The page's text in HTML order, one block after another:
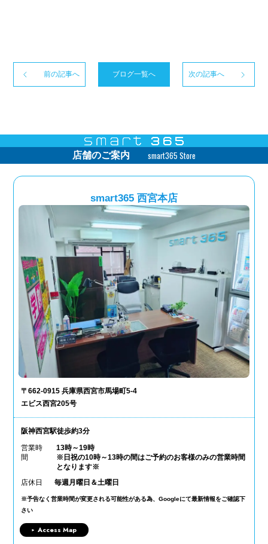
前の記事へ ブログ一覧へ 次の記事へ
店舗のご案内 smart365 Store
smart365 西宮本店
〒662-0915 兵庫県西宮市馬場町5-4
エビス西宮205号
阪神西宮駅徒歩約3分
営業時
間
13時～19時
※日祝の10時～13時の間はご予約のお客様のみの営業時間
となります※
店休日
毎週月曜日＆土曜日
※予告なく営業時間が変更される可能性がある為、Googleにて最新情報をご確認下
さい
Access Map